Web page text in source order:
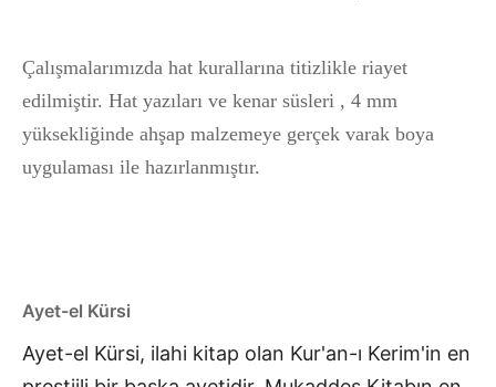
Çalışmalarımızda hat kurallarına titizlikle riayet
edilmiştir. Hat yazıları ve kenar süsleri , 4 mm
yüksekliğinde ahşap malzemeye gerçek varak boya
uygulaması ile hazırlanmıştır.
Ayet-el Kürsi
Ayet-el Kürsi, ilahi kitap olan Kur'an-ı Kerim'in en